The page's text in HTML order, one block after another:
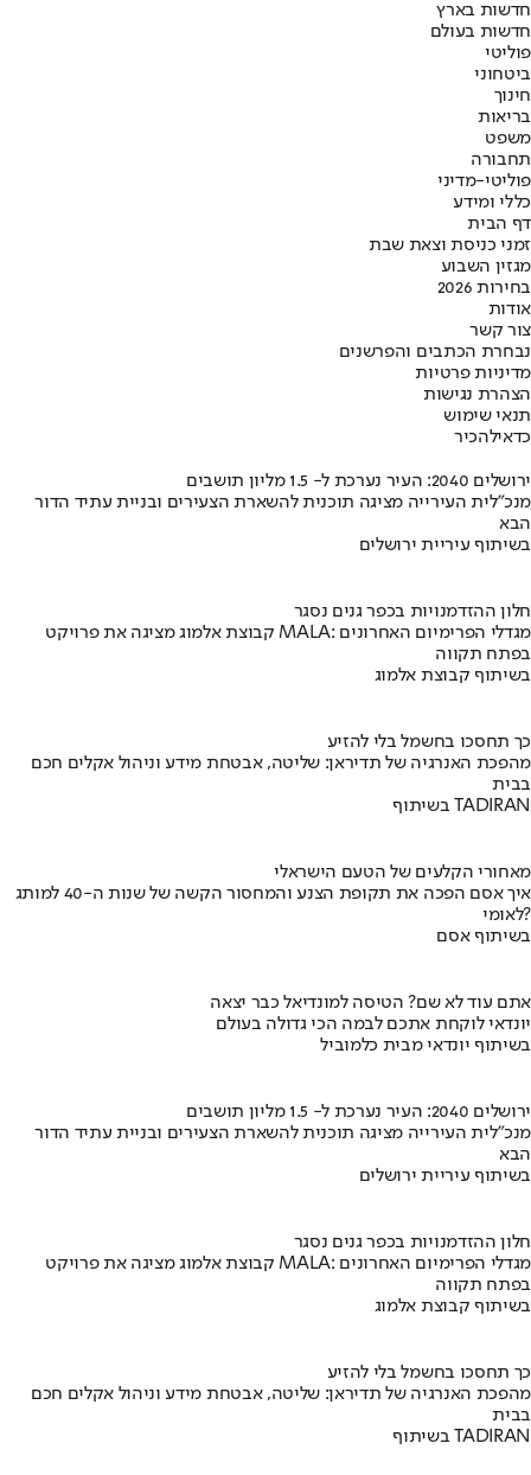
חדשות בארץ
חדשות בעולם
פוליטי
ביטחוני
חינוך
בריאות
משפט
תחבורה
פוליטי-מדיני
כללי ומידע
דף הבית
זמני כניסת וצאת שבת
מגזין השבוע
בחירות 2026
אודות
צור קשר
נבחרת הכתבים והפרשנים
מדיניות פרטיות
הצהרת נגישות
תנאי שימוש
כדאילהכיר
ירושלים 2040: העיר נערכת ל- 1.5 מליון תושבים
מנכ"לית העירייה מציגה תוכנית להשארת הצעירים ובניית עתיד הדור
הבא
בשיתוף עיריית ירושלים
חלון ההזדמנויות בכפר גנים נסגר
קבוצת אלמוג מציגה את פרויקט MALA: מגדלי הפרימיום האחרונים
בפתח תקווה
בשיתוף קבוצת אלמוג
כך תחסכו בחשמל בלי להזיע
מהפכת האנרגיה של תדיראן: שליטה, אבטחת מידע וניהול אקלים חכם
בבית
בשיתוף TADIRAN
מאחורי הקלעים של הטעם הישראלי
איך אסם הפכה את תקופת הצנע והמחסור הקשה של שנות ה-40 למותג
לאומי?
בשיתוף אסם
אתם עוד לא שם? הטיסה למונדיאל כבר יצאה
יונדאי לוקחת אתכם לבמה הכי גדולה בעולם
בשיתוף יונדאי מבית כלמוביל
ירושלים 2040: העיר נערכת ל- 1.5 מליון תושבים
מנכ"לית העירייה מציגה תוכנית להשארת הצעירים ובניית עתיד הדור
הבא
בשיתוף עיריית ירושלים
חלון ההזדמנויות בכפר גנים נסגר
קבוצת אלמוג מציגה את פרויקט MALA: מגדלי הפרימיום האחרונים
בפתח תקווה
בשיתוף קבוצת אלמוג
כך תחסכו בחשמל בלי להזיע
מהפכת האנרגיה של תדיראן: שליטה, אבטחת מידע וניהול אקלים חכם
בבית
בשיתוף TADIRAN